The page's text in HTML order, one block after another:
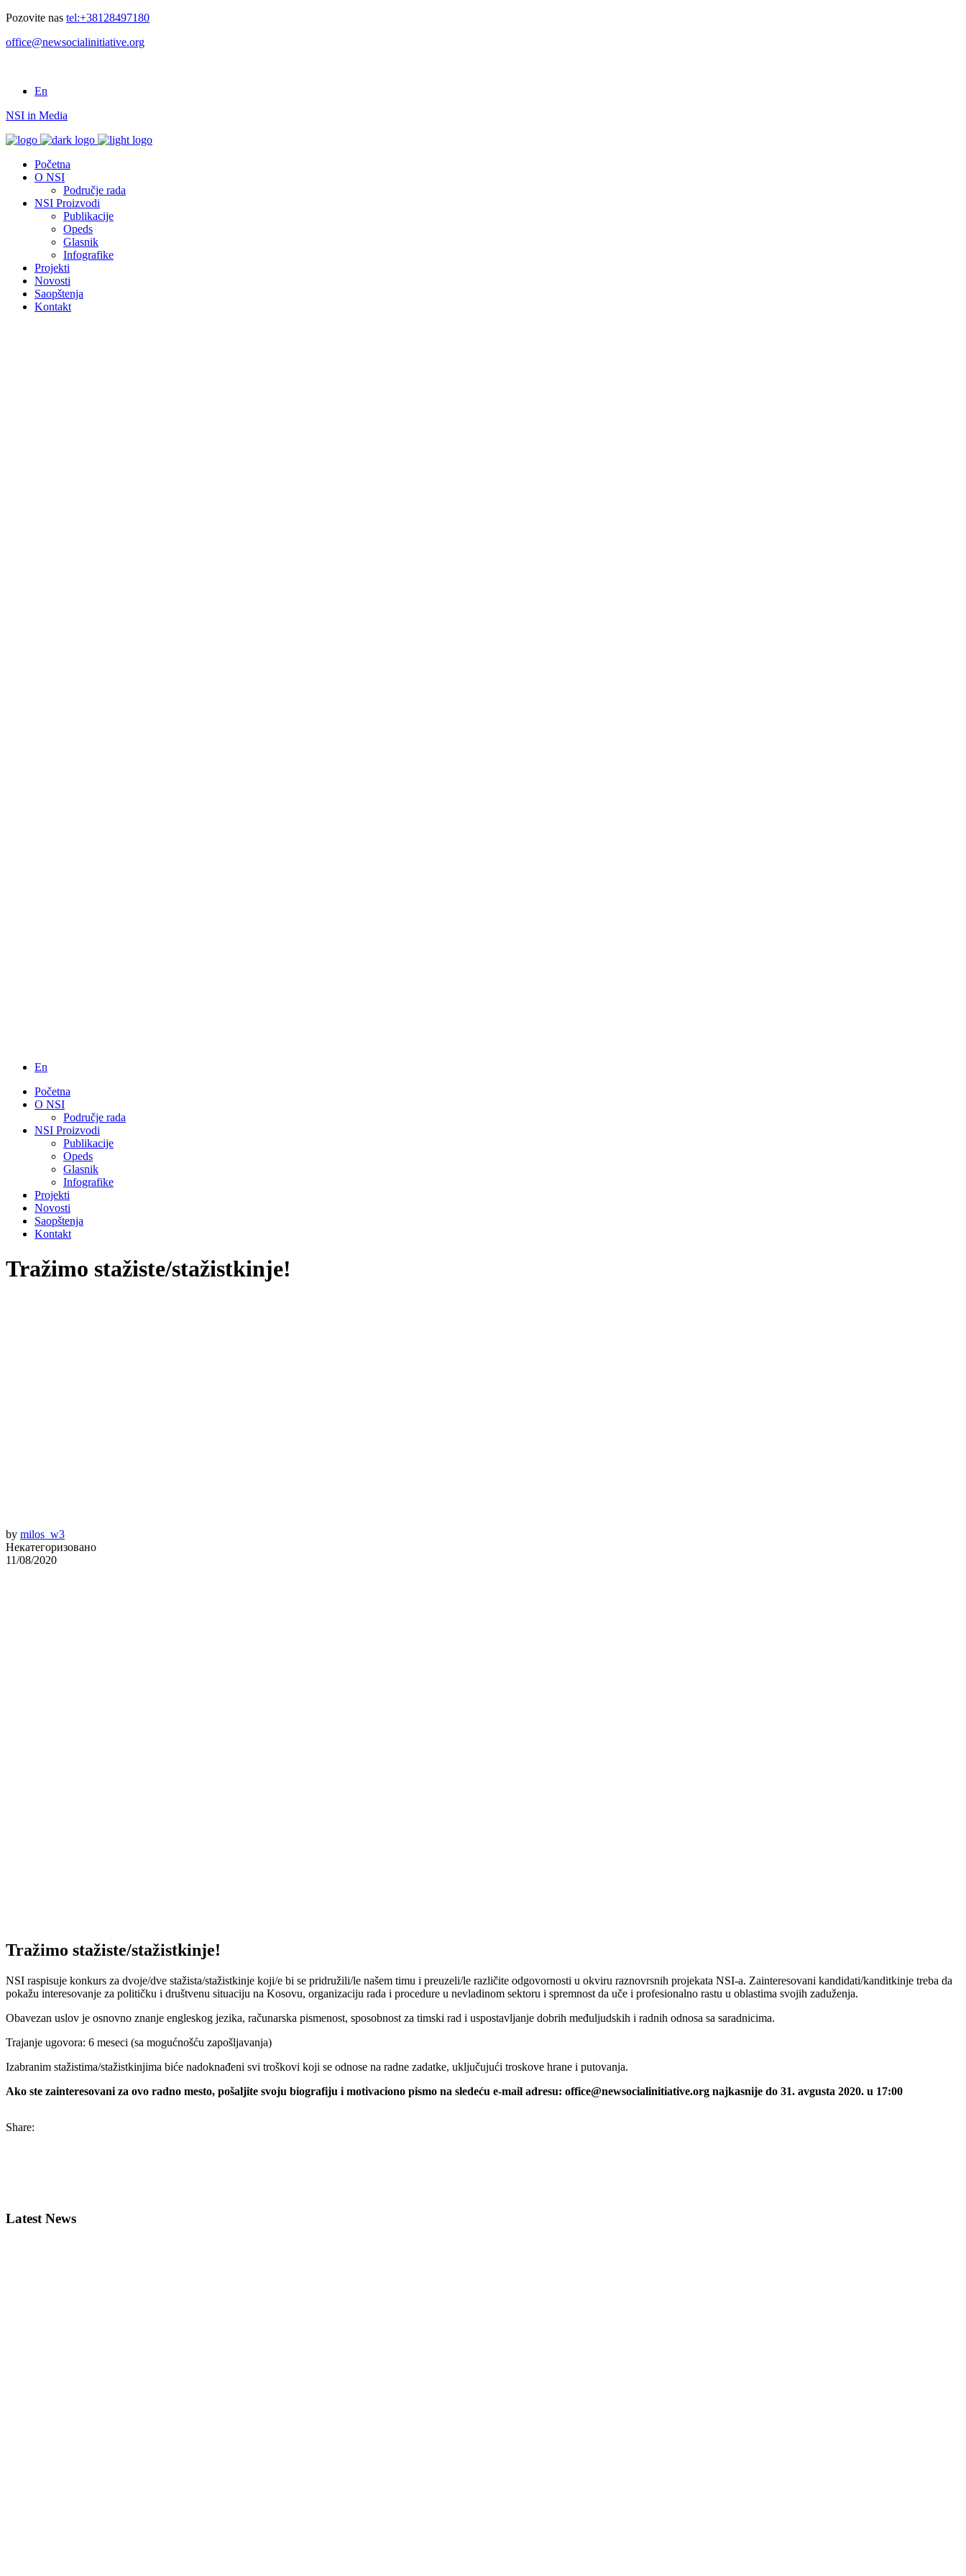
Pozovite nas tel:+38128497180
office@newsocialinitiative.org
En
NSI in Media
Početna
O NSI
Područje rada
NSI Proizvodi
Publikacije
Opeds
Glasnik
Infografike
Projekti
Novosti
Saopštenja
Kontakt
En
Početna
O NSI
Područje rada
NSI Proizvodi
Publikacije
Opeds
Glasnik
Infografike
Projekti
Novosti
Saopštenja
Kontakt
Tražimo stažiste/stažistkinje!
by milos_w3
Некатегоризовано
11/08/2020
Tražimo stažiste/stažistkinje!
NSI raspisuje konkurs za dvoje/dve stažista/stažistkinje koji/e bi se pridružili/le našem timu i preuzeli/le različite odgovornosti u okviru raznovrsnih projekata NSI-a. Zainteresovani kandidati/kanditkinje treba da
pokažu interesovanje za političku i društvenu situaciju na Kosovu, organizaciju rada i procedure u nevladinom sektoru i spremnost da uče i profesionalno rastu u oblastima svojih zaduženja.
Obavezan uslov je osnovno znanje engleskog jezika, računarska pismenost, sposobnost za timski rad i uspostavljanje dobrih međuljudskih i radnih odnosa sa saradnicima.
Trajanje ugovora: 6 meseci (sa mogućnošću zapošljavanja)
Izabranim stažistima/stažistkinjima biće nadoknađeni svi troškovi koji se odnose na radne zadatke, uključujući troskove hrane i putovanja.
Ako ste zainteresovani za ovo radno mesto, pošaljite svoju biografiju i motivaciono pismo na sledeću e-mail adresu: office@newsocialinitiative.org najkasnije do 31. avgusta 2020. u 17:00
Share:
Latest News